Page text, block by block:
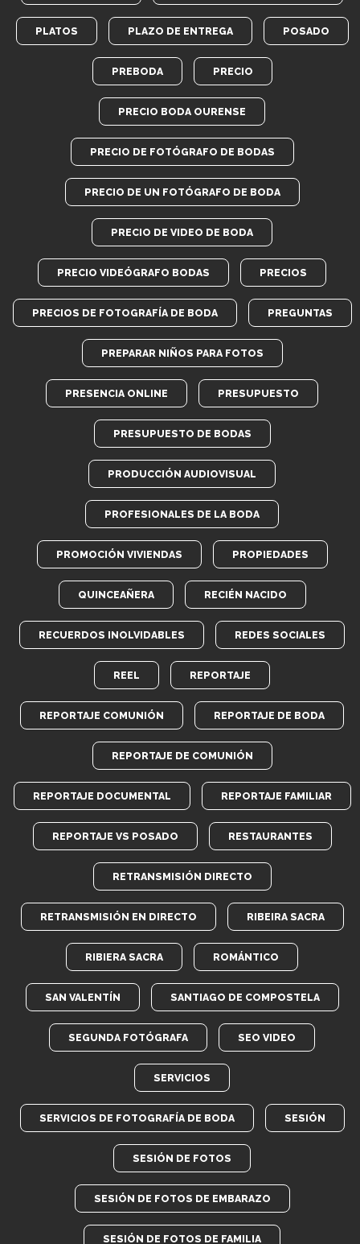
PLATOS PLAZO DE ENTREGA POSADO
PREBODA PRECIO
PRECIO BODA OURENSE
PRECIO DE FOTÓGRAFO DE BODAS
PRECIO DE UN FOTÓGRAFO DE BODA
PRECIO DE VIDEO DE BODA
PRECIO VIDEÓGRAFO BODAS PRECIOS
PRECIOS DE FOTOGRAFÍA DE BODA PREGUNTAS
PREPARAR NIÑOS PARA FOTOS
PRESENCIA ONLINE PRESUPUESTO
PRESUPUESTO DE BODAS
PRODUCCIÓN AUDIOVISUAL
PROFESIONALES DE LA BODA
PROMOCIÓN VIVIENDAS PROPIEDADES
QUINCEAÑERA RECIÉN NACIDO
RECUERDOS INOLVIDABLES REDES SOCIALES
REEL REPORTAJE
REPORTAJE COMUNIÓN REPORTAJE DE BODA
REPORTAJE DE COMUNIÓN
REPORTAJE DOCUMENTAL REPORTAJE FAMILIAR
REPORTAJE VS POSADO RESTAURANTES
RETRANSMISIÓN DIRECTO
RETRANSMISIÓN EN DIRECTO RIBEIRA SACRA
RIBIERA SACRA ROMÁNTICO
SAN VALENTÍN SANTIAGO DE COMPOSTELA
SEGUNDA FOTÓGRAFA SEO VIDEO
SERVICIOS
SERVICIOS DE FOTOGRAFÍA DE BODA SESIÓN
SESIÓN DE FOTOS
SESIÓN DE FOTOS DE EMBARAZO
SESIÓN DE FOTOS DE FAMILIA